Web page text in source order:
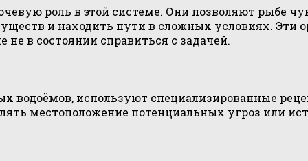
роль в этой системе. Они позволяют рыбе
и находить пути в сложных условиях. Эти
в состоянии справиться с задачей.
водоёмов, используют специализированные
местоположение потенциальных угроз или